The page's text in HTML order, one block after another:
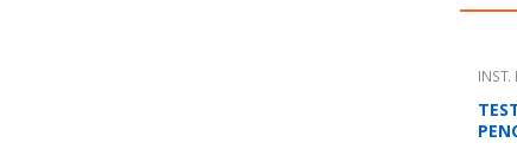
INST.